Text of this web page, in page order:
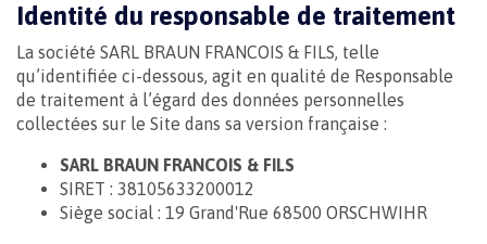
Identité du responsable de traitement
La société SARL BRAUN FRANCOIS & FILS, telle
qu’identifiée ci-dessous, agit en qualité de Responsable
de traitement à l’égard des données personnelles
collectées sur le Site dans sa version française :
SARL BRAUN FRANCOIS & FILS
SIRET : 38105633200012
Siège social : 19 Grand'Rue 68500 ORSCHWIHR